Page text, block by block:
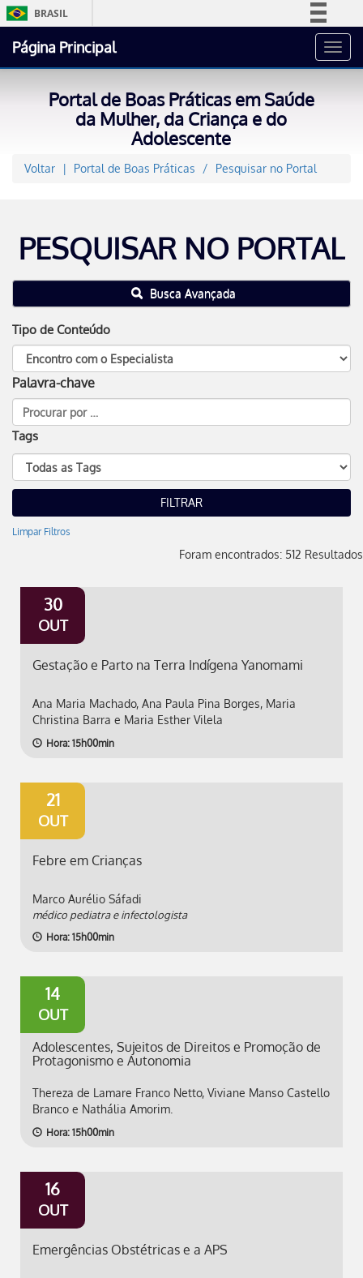
BRASIL
Acesso à informação
Canais
Página Principal
Portal de Boas Práticas em Saúde
da Mulher, da Criança e do
Adolescente
Voltar Portal de Boas Práticas Pesquisar no Portal
PESQUISAR NO PORTAL
Busca Avançada
Tipo de Conteúdo
Palavra-chave
Tags
Limpar Filtros
Foram encontrados: 512 Resultados
30
OUT
Gestação e Parto na Terra Indígena Yanomami
Ana Maria Machado, Ana Paula Pina Borges, Maria
Christina Barra e Maria Esther Vilela
Hora: 15h00min
21
OUT
Febre em Crianças
Marco Aurélio Sáfadi
médico pediatra e infectologista
Hora: 15h00min
14
OUT
Adolescentes, Sujeitos de Direitos e Promoção de
Protagonismo e Autonomia
Thereza de Lamare Franco Netto, Viviane Manso Castello
Branco e Nathália Amorim.
Hora: 15h00min
16
OUT
Emergências Obstétricas e a APS